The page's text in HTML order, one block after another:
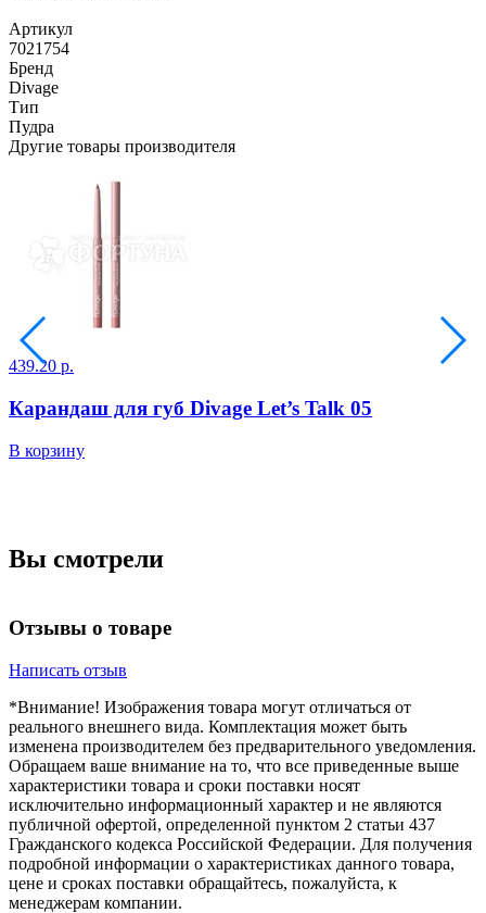
Артикул
7021754
Бренд
Divage
Тип
Пудра
Другие товары производителя
439.20 р.
Карандаш для губ Divage Let’s Talk 05
В корзину
Вы смотрели
Отзывы о товаре
Написать отзыв
*Внимание! Изображения товара могут отличаться от
реального внешнего вида. Комплектация может быть
изменена производителем без предварительного уведомления.
Обращаем ваше внимание на то, что все приведенные выше
характеристики товара и сроки поставки носят
исключительно информационный характер и не являются
публичной офертой, определенной пунктом 2 статьи 437
Гражданского кодекса Российской Федерации. Для получения
подробной информации о характеристиках данного товара,
цене и сроках поставки обращайтесь, пожалуйста, к
менеджерам компании.